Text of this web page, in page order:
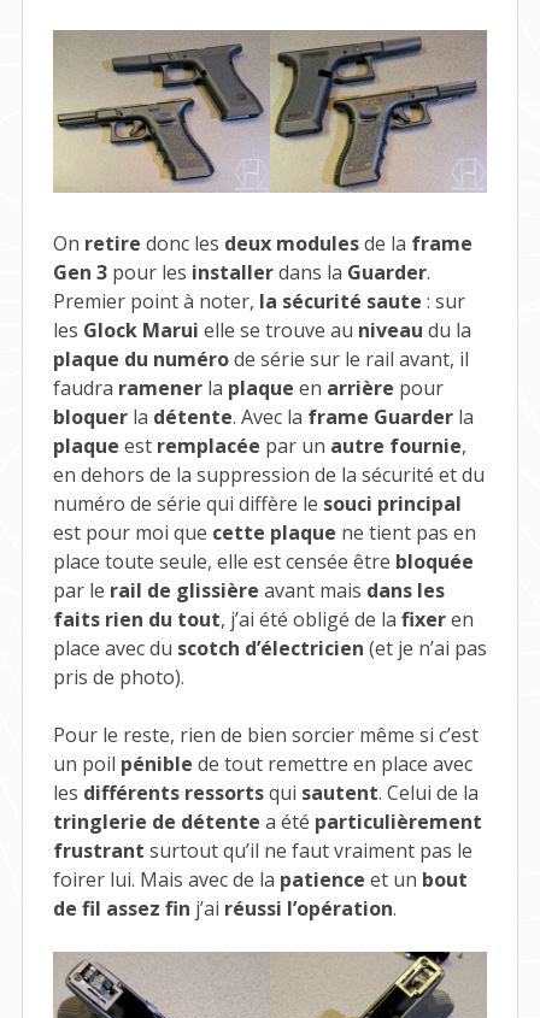
On retire donc les deux modulesde la frame
Gen 3pour les installerdans la Guarder.
Premier point à noter, la sécurité saute : sur
les Glock Marui elle se trouve au niveau du la
plaque du numérode série sur le rail avant, il
faudra ramenerla plaque en arrière pour
bloquerla détente. Avec la frame Guarderla
plaque est remplacée par un autre fournie,
en dehors de la suppression de la sécurité et du
numéro de série qui diffère le souci principal
est pour moi que cette plaque ne tient pas en
place toute seule, elle est censée être bloquée
par le rail de glissière avant mais dans les
faits rien du tout, j’ai été obligé de la fixeren
place avec du scotch d’électricien (et je n’ai pas
pris de photo).
Pour le reste, rien de bien sorcier même si c’est
un poil pénible de tout remettre en place avec
les différents ressortsqui sautent. Celui de la
tringlerie de détente a été particulièrement
frustrant surtout qu’il ne faut vraiment pas le
foirer lui. Mais avec de la patience et un bout
de fil assez fin j’ai réussi l’opération.